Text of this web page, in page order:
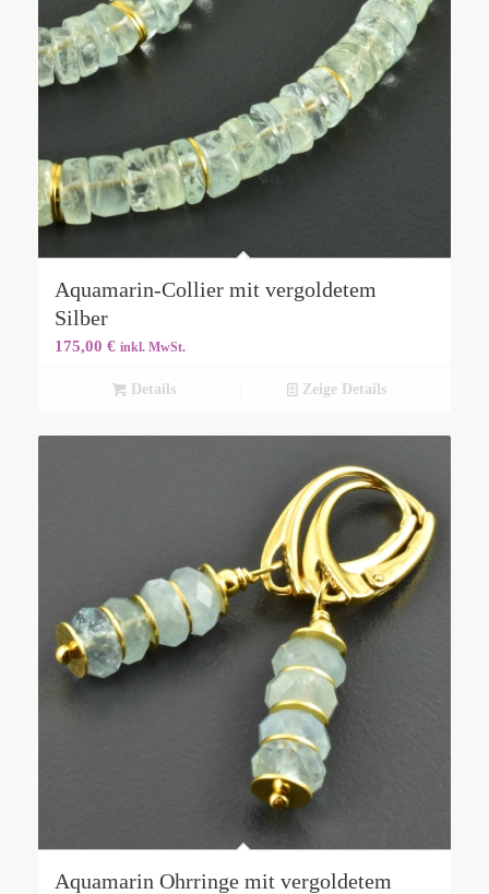
Aquamarin-Collier mit vergoldetem
Silber
175,00 € inkl. MwSt.
Details Zeige Details
Aquamarin Ohrringe mit vergoldetem